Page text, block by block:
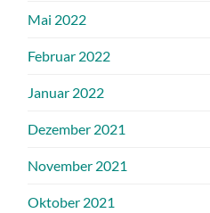
Mai 2022
Februar 2022
Januar 2022
Dezember 2021
November 2021
Oktober 2021